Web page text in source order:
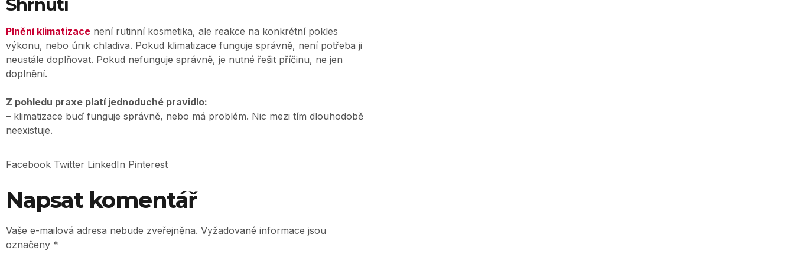
Plnění klimatizace není rutinní kosmetika, ale reakce na konkrétní pokles
výkonu, nebo únik chladiva. Pokud klimatizace funguje správně, není potřeba ji
neustále doplňovat. Pokud nefunguje správně, je nutné řešit příčinu, ne jen
doplnění.
Z pohledu praxe platí jednoduché pravidlo:
– klimatizace buď funguje správně, nebo má problém. Nic mezi tím dlouhodobě
neexistuje.
Facebook Twitter LinkedIn Pinterest
Napsat komentář
Vaše e-mailová adresa nebude zveřejněna. Vyžadované informace jsou
označeny *